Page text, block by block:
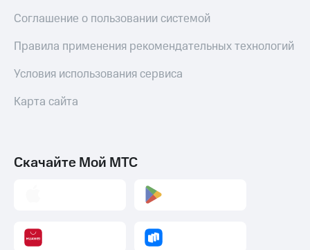
Соглашение о пользовании системой
Правила применения рекомендательных технологий
Условия использования сервиса
Карта сайта
Скачайте Мой МТС